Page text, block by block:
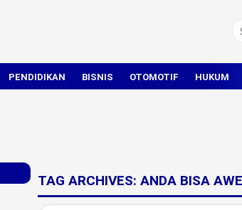
PENDIDIKAN BISNIS OTOMOTIF HUKUM
TAG ARCHIVES:ANDA BISA